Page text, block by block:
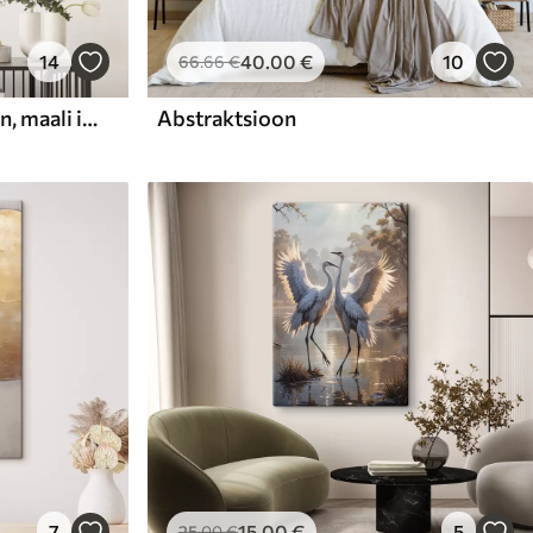
14
Abstraktne kompositsioon, maali imitatsioon
66.66€40.00€ 10
Abstraktsioon